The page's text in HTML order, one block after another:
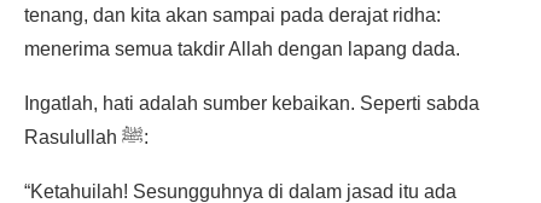
tenang, dan kita akan sampai pada derajat ridha:
menerima semua takdir Allah dengan lapang dada.
Ingatlah, hati adalah sumber kebaikan. Seperti sabda
Rasulullah ﷺ:
“Ketahuilah! Sesungguhnya di dalam jasad itu ada